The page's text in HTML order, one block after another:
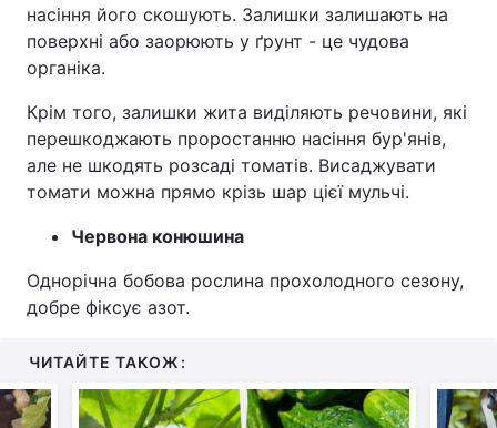
насіння його скошують. Залишки залишають на
поверхні або заорюють у ґрунт - це чудова
органіка.
Крім того, залишки жита виділяють речовини, які
перешкоджають проростанню насіння бур'янів,
але не шкодять розсаді томатів. Висаджувати
томати можна прямо крізь шар цієї мульчі.
Червона конюшина
Однорічна бобова рослина прохолодного сезону,
добре фіксує азот.
ЧИТАЙТЕ ТАКОЖ: